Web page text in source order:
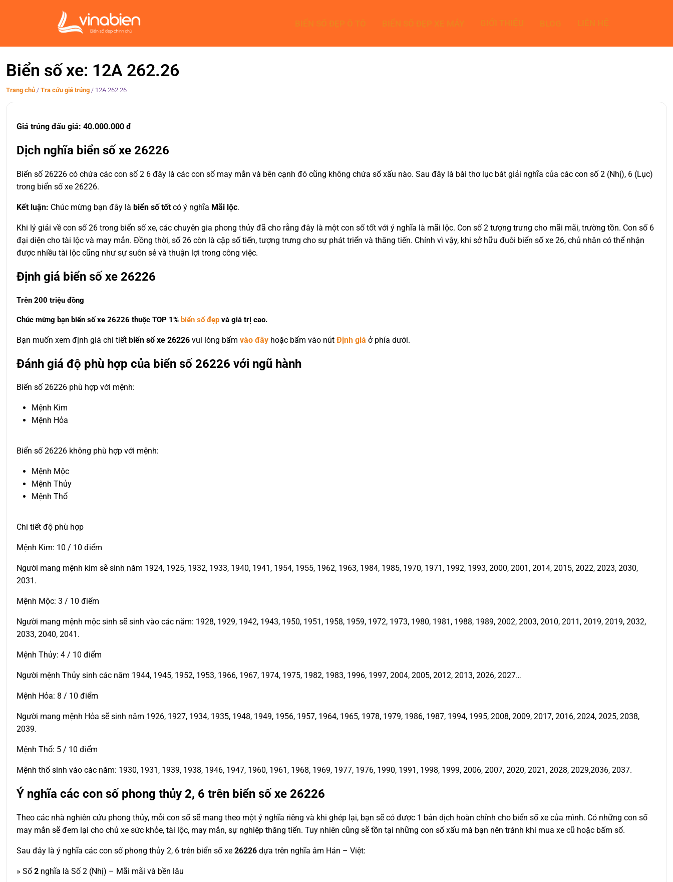
Biển số xe: 12A 262.26
Trang chủ / Tra cứu giá trúng / 12A 262.26
Giá trúng đấu giá: 40.000.000 đ
Dịch nghĩa biển số xe 26226
Biển số 26226 có chứa các con số 2 6 đây là các con số may mắn và bên cạnh đó cũng không chứa số xấu nào. Sau đây là bài thơ lục bát giải nghĩa của các con số 2 (Nhị), 6 (Lục)
trong biển số xe 26226.
Kết luận: Chúc mừng bạn đây là biển số tốt có ý nghĩa Mãi lộc.
Khi lý giải về con số 26 trong biển số xe, các chuyên gia phong thủy đã cho rằng đây là một con số tốt với ý nghĩa là mãi lộc. Con số 2 tượng trưng cho mãi mãi, trường tồn. Con số 6
đại diện cho tài lộc và may mắn. Đồng thời, số 26 còn là cặp số tiến, tượng trưng cho sự phát triển và thăng tiến. Chính vì vậy, khi sở hữu đuôi biển số xe 26, chủ nhân có thể nhận
được nhiều tài lộc cũng như sự suôn sẻ và thuận lợi trong công việc.
Định giá biển số xe 26226
Trên 200 triệu đồng
Chúc mừng bạn biển số xe 26226 thuộc TOP 1% biển số đẹp và giá trị cao.
Bạn muốn xem định giá chi tiết biển số xe 26226 vui lòng bấm vào đây hoặc bấm vào nút Định giá ở phía dưới.
Đánh giá độ phù hợp của biển số 26226 với ngũ hành
Biển số 26226 phù hợp với mệnh:
Mệnh Kim
Mệnh Hỏa
Biển số 26226 không phù hợp với mệnh:
Mệnh Mộc
Mệnh Thủy
Mệnh Thổ
Chi tiết độ phù hợp
Mệnh Kim: 10 / 10 điểm
Người mang mệnh kim sẽ sinh năm 1924, 1925, 1932, 1933, 1940, 1941, 1954, 1955, 1962, 1963, 1984, 1985, 1970, 1971, 1992, 1993, 2000, 2001, 2014, 2015, 2022, 2023, 2030,
2031.
Mệnh Mộc: 3 / 10 điểm
Người mang mệnh mộc sinh sẽ sinh vào các năm: 1928, 1929, 1942, 1943, 1950, 1951, 1958, 1959, 1972, 1973, 1980, 1981, 1988, 1989, 2002, 2003, 2010, 2011, 2019, 2019, 2032,
2033, 2040, 2041.
Mệnh Thủy: 4 / 10 điểm
Người mệnh Thủy sinh các năm 1944, 1945, 1952, 1953, 1966, 1967, 1974, 1975, 1982, 1983, 1996, 1997, 2004, 2005, 2012, 2013, 2026, 2027…
Mệnh Hỏa: 8 / 10 điểm
Người mang mệnh Hỏa sẽ sinh năm 1926, 1927, 1934, 1935, 1948, 1949, 1956, 1957, 1964, 1965, 1978, 1979, 1986, 1987, 1994, 1995, 2008, 2009, 2017, 2016, 2024, 2025, 2038,
2039.
Mệnh Thổ: 5 / 10 điểm
Mệnh thổ sinh vào các năm: 1930, 1931, 1939, 1938, 1946, 1947, 1960, 1961, 1968, 1969, 1977, 1976, 1990, 1991, 1998, 1999, 2006, 2007, 2020, 2021, 2028, 2029,2036, 2037.
Ý nghĩa các con số phong thủy 2, 6 trên biển số xe 26226
Theo các nhà nghiên cứu phong thủy, mỗi con số sẽ mang theo một ý nghĩa riêng và khi ghép lại, bạn sẽ có được 1 bản dịch hoàn chỉnh cho biển số xe của mình. Có những con số
may mắn sẽ đem lại cho chủ xe sức khỏe, tài lộc, may mắn, sự nghiệp thăng tiến. Tuy nhiên cũng sẽ tồn tại những con số xấu mà bạn nên tránh khi mua xe cũ hoặc bấm số.
Sau đây là ý nghĩa các con số phong thủy 2, 6 trên biển số xe 26226 dựa trên nghĩa âm Hán – Việt:
» Số 2 nghĩa là Số 2 (Nhị) – Mãi mãi và bền lâu